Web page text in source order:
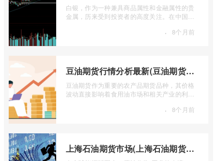
白银，作为一种兼具商品属性和金融属性的贵
金属，历来受到投资者的高度关注。在中国市
· 8个月前
豆油期货行情分析最新(豆油期货行情实时行情)
豆油期货作为重要的农产品期货品种，其价格
波动直接影响着食用油市场和相关产业的利
· 8个月前
上海石油期货市场(上海石油期货市场行情)